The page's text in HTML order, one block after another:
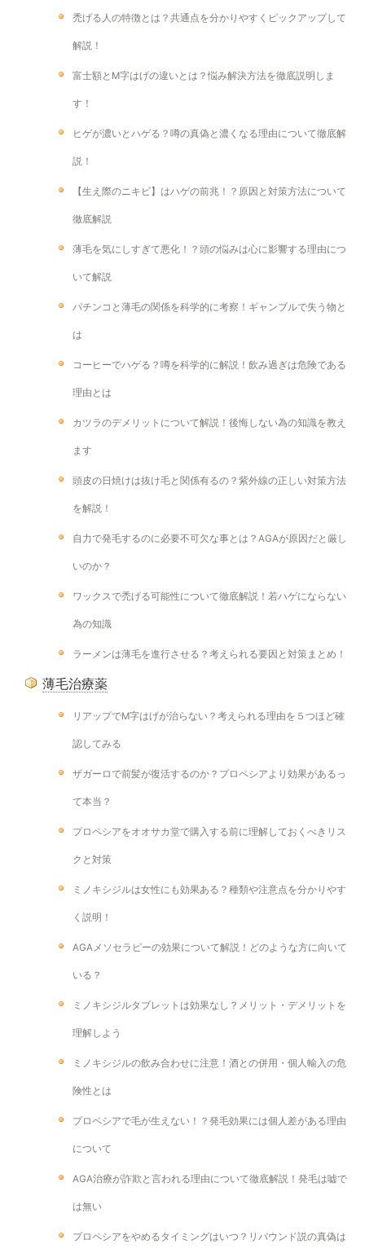
禿げる人の特徴とは？共通点を分かりやすくピックアップして
解説！
富士額とM字はげの違いとは？悩み解決方法を徹底説明しま
す！
ヒゲが濃いとハゲる？噂の真偽と濃くなる理由について徹底解
説！
【生え際のニキビ】はハゲの前兆！？原因と対策方法について
徹底解説
薄毛を気にしすぎて悪化！？頭の悩みは心に影響する理由につ
いて解説
パチンコと薄毛の関係を科学的に考察！ギャンブルで失う物と
は
コーヒーでハゲる？噂を科学的に解説！飲み過ぎは危険である
理由とは
カツラのデメリットについて解説！後悔しない為の知識を教え
ます
頭皮の日焼けは抜け毛と関係有るの？紫外線の正しい対策方法
を解説！
自力で発毛するのに必要不可欠な事とは？AGAが原因だと厳し
いのか？
ワックスで禿げる可能性について徹底解説！若ハゲにならない
為の知識
ラーメンは薄毛を進行させる？考えられる要因と対策まとめ！
薄毛治療薬
リアップでM字はげが治らない？考えられる理由を５つほど確
認してみる
ザガーロで前髪が復活するのか？プロペシアより効果があるっ
て本当？
プロペシアをオオサカ堂で購入する前に理解しておくべきリス
クと対策
ミノキシジルは女性にも効果ある？種類や注意点を分かりやす
く説明！
AGAメソセラピーの効果について解説！どのような方に向いて
いる？
ミノキシジルタブレットは効果なし？メリット・デメリットを
理解しよう
ミノキシジルの飲み合わせに注意！酒との併用・個人輸入の危
険性とは
プロペシアで毛が生えない！？発毛効果には個人差がある理由
について
AGA治療が詐欺と言われる理由について徹底解説！発毛は嘘で
は無い
プロペシアをやめるタイミングはいつ？リバウンド説の真偽は